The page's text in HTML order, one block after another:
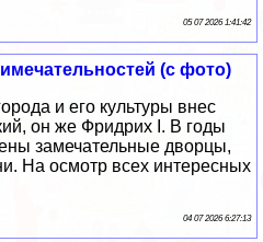
05 07 2026 1:41:42
(с фото)
и его культуры внес
он же Фридрих I. В годы
замечательные дворцы,
На осмотр всех интересных
04 07 2026 6:27:13